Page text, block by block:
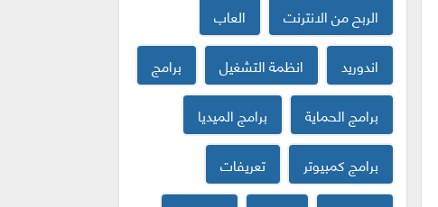
الربح من الانترنت
العاب
اندوريد
انظمة التشغيل
برامج
برامج الحماية
برامج الميديا
برامج كمبيوتر
تعريفات